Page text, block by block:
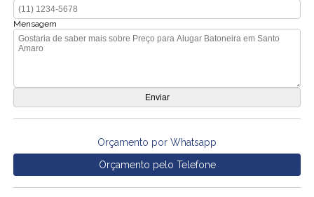
Mensagem
Orçamento por Whatsapp
Orçamento pelo Telefone